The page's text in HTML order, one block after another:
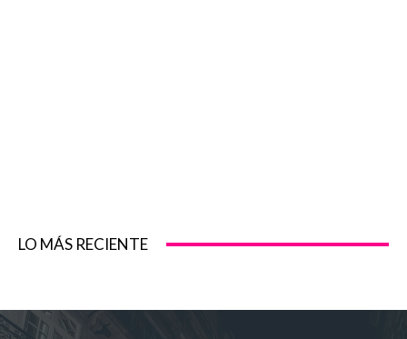
LO MÁS RECIENTE